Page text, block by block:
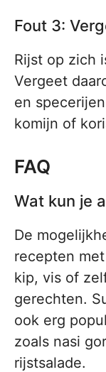
Fout 3:
Rijst op zich
Vergeet
en
komijn of
FAQ
Wat kun je
De
recepten
kip, vis of
gerechten.
ook erg
zoals nasi
rijstsalade.